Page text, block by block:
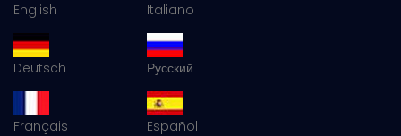
English
Deutsch
Français
Italiano
Русский
Español